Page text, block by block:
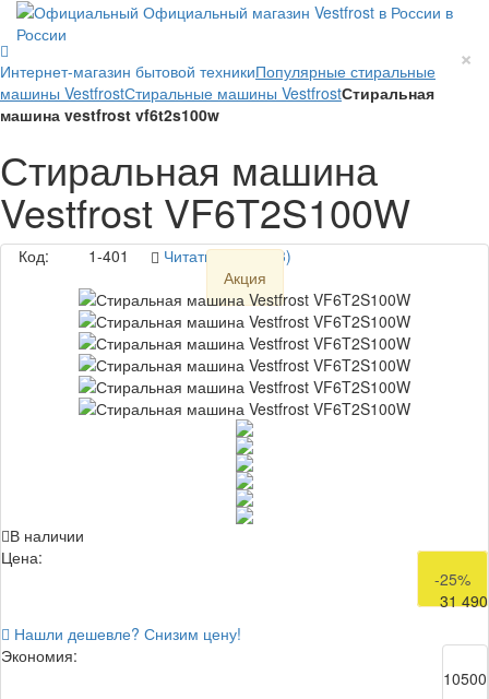
×
Интернет-магазин бытовой техникиПопулярные стиральные
машины VestfrostСтиральные машины VestfrostСтиральная
машина vestfrost vf6t2s100w
Стиральная машина
Vestfrost VF6T2S100W
Код: 1-401
Читать отзывы (3)
Акция
В наличии
Цена:
41 990
-25%
31 490
Нашли дешевле? Снизим цену!
Экономия:
10500